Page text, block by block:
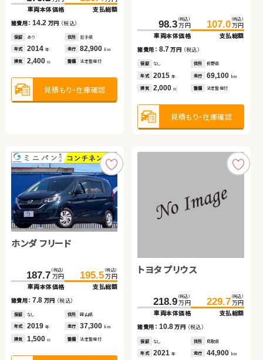
車両本体価格
支払総額
諸費用：14.2 万円 （税込）
保証 あり 住所 岩手県
年式 2014 年 走行 82,900 km
排気 2,400 cc 整備 法定整備付
見積もり・在庫確認
98.3 （税込）
万円
車両本体価格
107.0 （税込）
万円
支払総額
諸費用： 8.7万円 （税込）
保証 なし 住所 長野県
年式 2015年 走行 69,100 km
排気 2,000cc 整備 法定整備付
見積もり・在庫確認
ホンダ フリード
187.7 （税込）
万円
車両本体価格
195.5 （税込）
万円
支払総額
諸費用：7.8 万円 （税込）
保証 なし 住所 岡山県
年式 2019 年 走行 37,300 km
排気 1,500 cc 整備 法定整備付
トヨタ プリウス
218.9 （税込）
万円
車両本体価格
229.7 （税込）
万円
支払総額
諸費用： 10.8万円 （税込）
保証 なし 住所 鳥取県
年式 2021年 走行 44,900 km
あり 青森県
年式 2014年 走行
排気 2,000 整備 なし
見積もり・在庫確認
諸費用：13.0万円（税込）
なし
年式 2023年 走行
排気 2,000 整備 法定整備付
見積もり・在庫確認
トヨタ ノア
205.3 （税込）
万円
諸費用：14.2万円（税込）
あり 岩手県
年式 2020年 走行
排気 2,000 整備 法定整備付
見積もり・在庫確認
79.0（税込）
万円
諸費用：12.2万円（税込）
なし
年式 2013年 走行
排気 1,500 整備 なし
34.6万円
車両本体価格
諸費用：5.2 万円 （税込）
保証 あり 住所 青森県
排気 660 整備 法定整備付
562.1 （税込）
万円
車両本体価格
579.7 （税込）
万円
支払総額
諸費用： 17.6万円（税込）
保証 あり 住所 北海道
年式 2025年 走行 16,000 km
排気 2,500cc 整備 法定整備付
見積もり・在庫確認
ホンダ Ｎ ＢＯＸ
51.6 （税込）
万円
車両本体価格
59.8 （税込）
万円
支払総額
諸費用：8.2 万円 （税込）
保証 あり 住所 青森県
年式 2015 年 走行 115,800km
排気 660cc 整備 法定整備付
199.7（税込）
万円
諸費用：5.5 万円（税込）
なし
年式 2021年 走行
排気 1,500 整備 法定整備付